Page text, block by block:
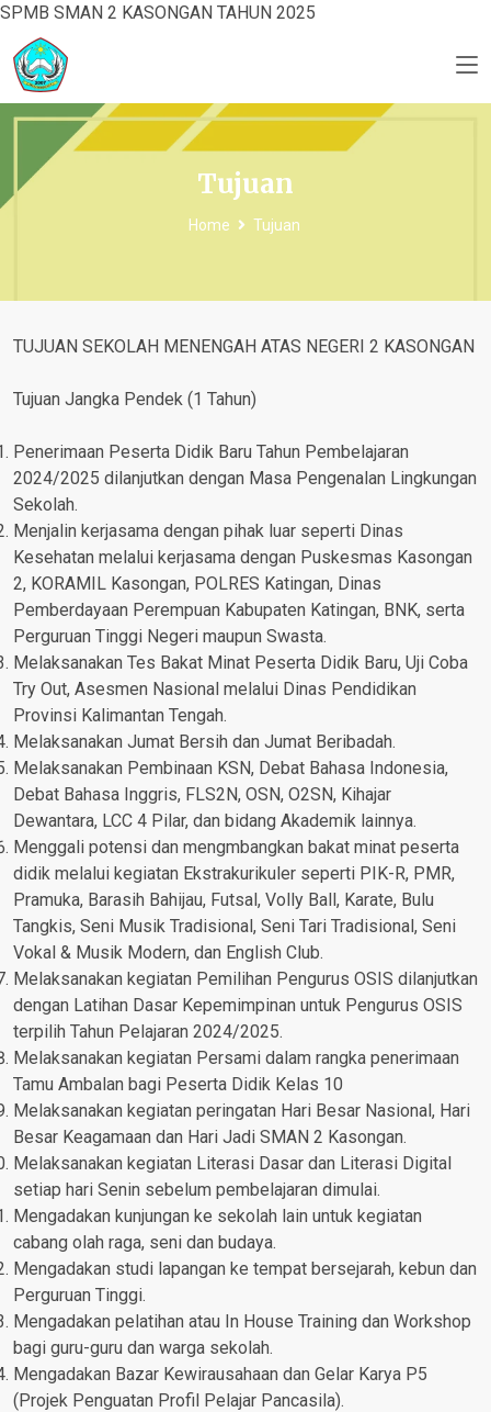
SPMB SMAN 2 KASONGAN TAHUN 2025
Tujuan
Home Tujuan
TUJUAN SEKOLAH MENENGAH ATAS NEGERI 2 KASONGAN
Tujuan Jangka Pendek (1 Tahun)
Penerimaan Peserta Didik Baru Tahun Pembelajaran
2024/2025 dilanjutkan dengan Masa Pengenalan Lingkungan
Sekolah.
Menjalin kerjasama dengan pihak luar seperti Dinas
Kesehatan melalui kerjasama dengan Puskesmas Kasongan
2, KORAMIL Kasongan, POLRES Katingan, Dinas
Pemberdayaan Perempuan Kabupaten Katingan, BNK, serta
Perguruan Tinggi Negeri maupun Swasta.
Melaksanakan Tes Bakat Minat Peserta Didik Baru, Uji Coba
Try Out, Asesmen Nasional melalui Dinas Pendidikan
Provinsi Kalimantan Tengah.
Melaksanakan Jumat Bersih dan Jumat Beribadah.
Melaksanakan Pembinaan KSN, Debat Bahasa Indonesia,
Debat Bahasa Inggris, FLS2N, OSN, O2SN, Kihajar
Dewantara, LCC 4 Pilar, dan bidang Akademik lainnya.
Menggali potensi dan mengmbangkan bakat minat peserta
didik melalui kegiatan Ekstrakurikuler seperti PIK-R, PMR,
Pramuka, Barasih Bahijau, Futsal, Volly Ball, Karate, Bulu
Tangkis, Seni Musik Tradisional, Seni Tari Tradisional, Seni
Vokal & Musik Modern, dan English Club.
Melaksanakan kegiatan Pemilihan Pengurus OSIS dilanjutkan
dengan Latihan Dasar Kepemimpinan untuk Pengurus OSIS
terpilih Tahun Pelajaran 2024/2025.
Melaksanakan kegiatan Persami dalam rangka penerimaan
Tamu Ambalan bagi Peserta Didik Kelas 10
Melaksanakan kegiatan peringatan Hari Besar Nasional, Hari
Besar Keagamaan dan Hari Jadi SMAN 2 Kasongan.
Melaksanakan kegiatan Literasi Dasar dan Literasi Digital
setiap hari Senin sebelum pembelajaran dimulai.
Mengadakan kunjungan ke sekolah lain untuk kegiatan
cabang olah raga, seni dan budaya.
Mengadakan studi lapangan ke tempat bersejarah, kebun dan
Perguruan Tinggi.
Mengadakan pelatihan atau In House Training dan Workshop
bagi guru-guru dan warga sekolah.
Mengadakan Bazar Kewirausahaan dan Gelar Karya P5
(Projek Penguatan Profil Pelajar Pancasila).